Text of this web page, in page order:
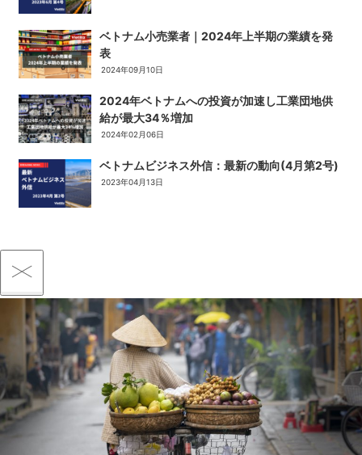
ベトナム小売業者｜2024年上半期の業績を発
表
2024年09月10日
2024年ベトナムへの投資が加速し工業団地供
給が最大34％増加
2024年02月06日
ベトナムビジネス外信：最新の動向(4月第2号)
2023年04月13日